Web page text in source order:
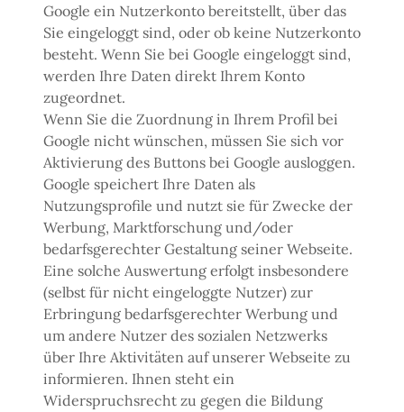
Google ein Nutzerkonto bereitstellt, über das
Sie eingeloggt sind, oder ob keine Nutzerkonto
besteht. Wenn Sie bei Google eingeloggt sind,
werden Ihre Daten direkt Ihrem Konto
zugeordnet.
Wenn Sie die Zuordnung in Ihrem Profil bei
Google nicht wünschen, müssen Sie sich vor
Aktivierung des Buttons bei Google ausloggen.
Google speichert Ihre Daten als
Nutzungsprofile und nutzt sie für Zwecke der
Werbung, Marktforschung und/oder
bedarfsgerechter Gestaltung seiner Webseite.
Eine solche Auswertung erfolgt insbesondere
(selbst für nicht eingeloggte Nutzer) zur
Erbringung bedarfsgerechter Werbung und
um andere Nutzer des sozialen Netzwerks
über Ihre Aktivitäten auf unserer Webseite zu
informieren. Ihnen steht ein
Widerspruchsrecht zu gegen die Bildung